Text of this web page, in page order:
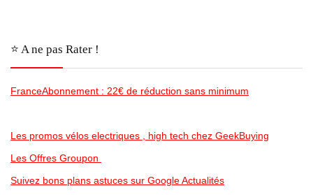
⭐️ A ne pas Rater !
FranceAbonnement : 22€ de réduction sans minimum
Les promos vélos electriques , high tech chez GeekBuying
Les Offres Groupon
Suivez bons plans astuces sur Google Actualités